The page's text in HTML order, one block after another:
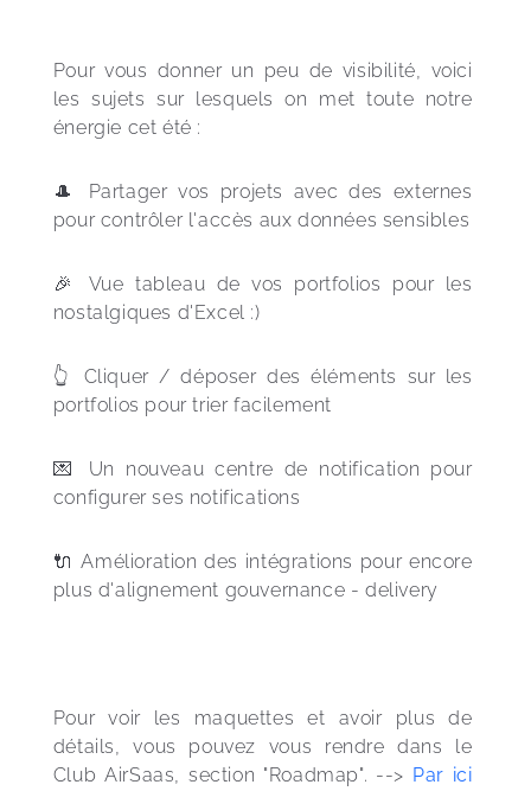
Pour vous donner un peu de visibilité, voici
les sujets sur lesquels on met toute notre
énergie cet été :
🎩 Partager vos projets avec des externes
pour contrôler l'accès aux données sensibles
🎉 Vue tableau de vos portfolios pour les
nostalgiques d'Excel :)
👆 Cliquer / déposer des éléments sur les
portfolios pour trier facilement
💌 Un nouveau centre de notification pour
configurer ses notifications
🔌 Amélioration des intégrations pour encore
plus d'alignement gouvernance - delivery
Pour voir les maquettes et avoir plus de
détails, vous pouvez vous rendre dans le
Club AirSaas, section "Roadmap". --> Par ici